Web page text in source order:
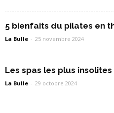
5 bienfaits du pilates en
La Bulle - 25 novembre 2024
Les spas les plus
La Bulle - 29 octobre 2024